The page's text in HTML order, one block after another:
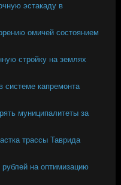
эстакаду в
омичей состоянием
стройку на землях
системе капремонта
муниципалитеты за
трассы Таврида
на оптимизацию